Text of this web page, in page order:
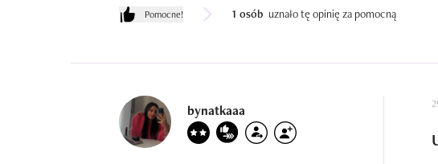
Pomocne! 1 osób uznało tę opinię za pomocną
bynatkaaa